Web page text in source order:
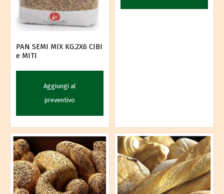
PAN SEMI MIX KG.2X6 CIBI
e MITI
Aggiungi al
preventivo